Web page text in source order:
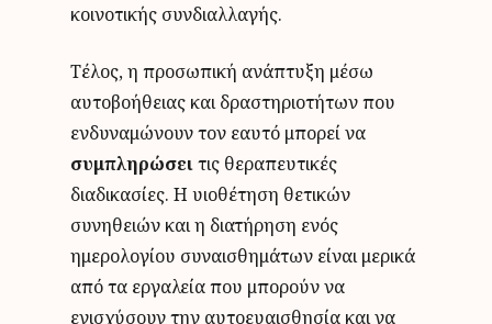
κοινοτικής συνδιαλλαγής.
Τέλος, η προσωπική ανάπτυξη μέσω
αυτοβοήθειας και δραστηριοτήτων που
ενδυναμώνουν τον εαυτό μπορεί να
συμπληρώσειτις θεραπευτικές
διαδικασίες. Η υιοθέτηση θετικών
συνηθειών και η διατήρηση ενός
ημερολογίου συναισθημάτων είναι μερικά
από τα εργαλεία που μπορούν να
ενισχύσουν την αυτοευαισθησία και να